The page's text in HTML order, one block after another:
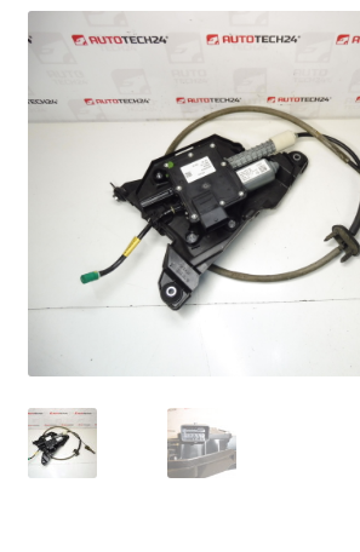
Livraison internationale
Mon compte
Plainte
Procédure de Réclamation
Termes et conditions